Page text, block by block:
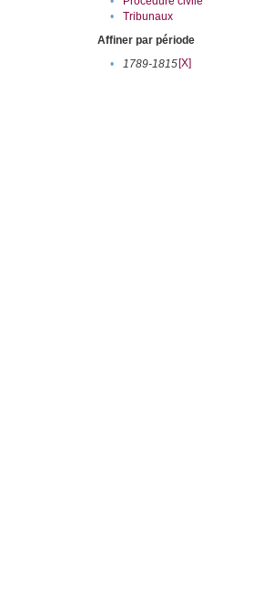
•
Tribunaux
Affiner par période
•
1789-1815[X]